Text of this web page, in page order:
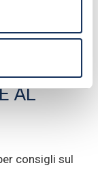
AL
consigli sul